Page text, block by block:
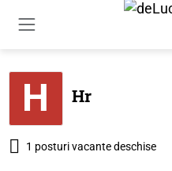
H Hr
1 posturi vacante deschise